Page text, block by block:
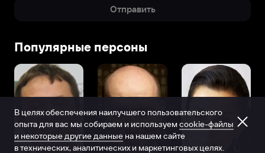
Отправить
Популярные персоны
В целях обеспечения наилучшего пользовательского
опыта для вас мы собираем и используем cookie-файлы
и некоторые другие данные на нашем сайте
в технических, аналитических и маркетинговых целях.